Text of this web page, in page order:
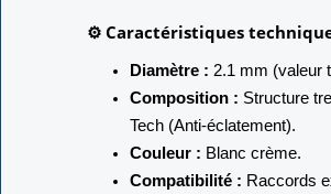
⚙️ Caractéristiques
Diamètre : 2.1 mm (valeur
Composition : Structure
Tech (Anti-éclatement).
Couleur : Blanc crème.
Compatibilité : Raccords